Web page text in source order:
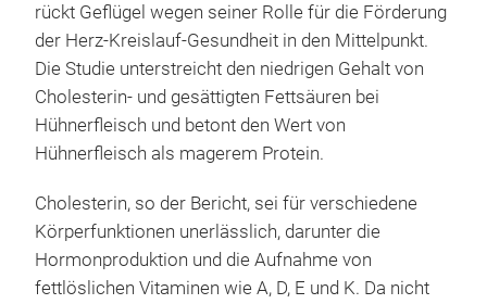
rückt Geflügel wegen seiner Rolle für die Förderung
der Herz-Kreislauf-Gesundheit in den Mittelpunkt.
Die Studie unterstreicht den niedrigen Gehalt von
Cholesterin- und gesättigten Fettsäuren bei
Hühnerfleisch und betont den Wert von
Hühnerfleisch als magerem Protein.
Cholesterin, so der Bericht, sei für verschiedene
Körperfunktionen unerlässlich, darunter die
Hormonproduktion und die Aufnahme von
fettlöslichen Vitaminen wie A, D, E und K. Da nicht